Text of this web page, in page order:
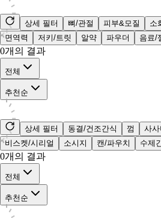
상세 필터 뼈/관절 피부&모질 소
면역력
저키/트릿 알약 파우더 음료/
0개의 결과
전체
추천순
상세 필터 동결/건조간식 껌 사사
비스켓/시리얼
소시지 캔/파우치 수제
0개의 결과
전체
추천순